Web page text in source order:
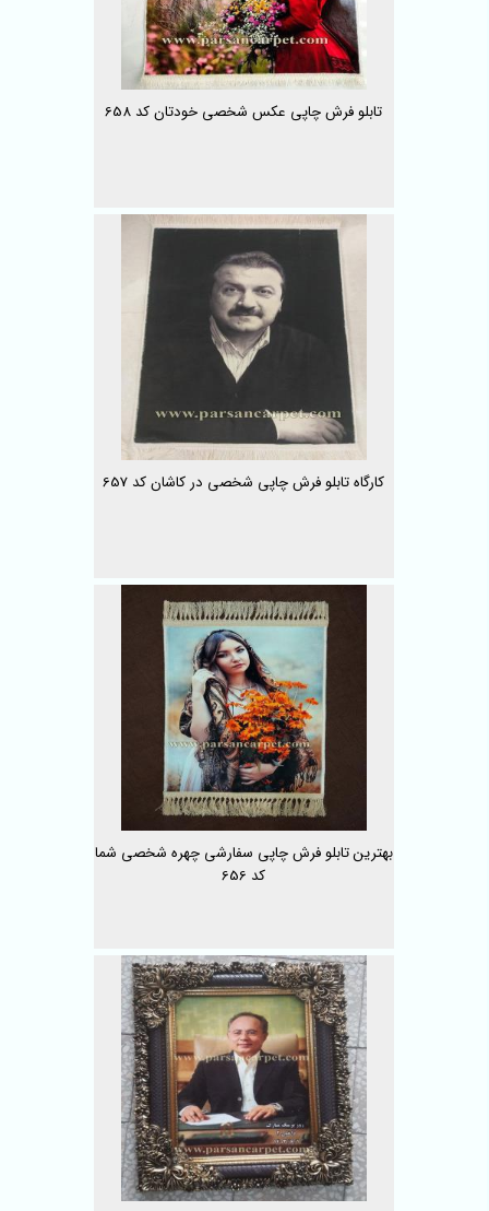
تابلو فرش چاپی عکس شخصی خودتان کد 658
کارگاه تابلو فرش چاپی شخصی در کاشان کد 657
بهترین تابلو فرش چاپی سفارشی چهره شخصی شما
کد 656